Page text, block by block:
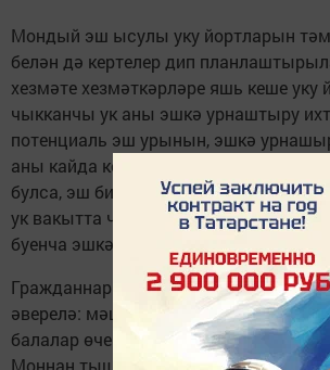
Мондый эш ысулы уку йортларын
белән дә кертелер дип
хезмәте хезмәткәрләре яшь кеше уку
чыкканчы ук аны эшкә урнаштыру
потенциаль эш урынын, эшкә
аны кайда көтүләрен күзәтеп
булса, эш бирүчене табарга ярдәм
ук вакытта чыгарылыш укучысын
буенча эшкә урнаштыруга басым
Гражданнарның уңайлылыгы
әверелә: мәшгульлек үзәкләре
балалар өчен махсус почмак
Моннан тыш, хезмәткәрләр бердәм